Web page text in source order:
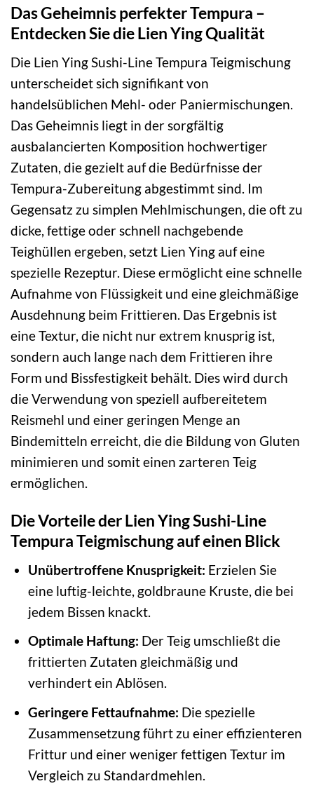
Das Geheimnis perfekter Tempura –
Entdecken Sie die Lien Ying Qualität
Die Lien Ying Sushi-Line Tempura Teigmischung
unterscheidet sich signifikant von
handelsüblichen Mehl- oder Paniermischungen.
Das Geheimnis liegt in der sorgfältig
ausbalancierten Komposition hochwertiger
Zutaten, die gezielt auf die Bedürfnisse der
Tempura-Zubereitung abgestimmt sind. Im
Gegensatz zu simplen Mehlmischungen, die oft zu
dicke, fettige oder schnell nachgebende
Teighüllen ergeben, setzt Lien Ying auf eine
spezielle Rezeptur. Diese ermöglicht eine schnelle
Aufnahme von Flüssigkeit und eine gleichmäßige
Ausdehnung beim Frittieren. Das Ergebnis ist
eine Textur, die nicht nur extrem knusprig ist,
sondern auch lange nach dem Frittieren ihre
Form und Bissfestigkeit behält. Dies wird durch
die Verwendung von speziell aufbereitetem
Reismehl und einer geringen Menge an
Bindemitteln erreicht, die die Bildung von Gluten
minimieren und somit einen zarteren Teig
ermöglichen.
Die Vorteile der Lien Ying Sushi-Line
Tempura Teigmischung auf einen Blick
Unübertroffene Knusprigkeit: Erzielen Sie
eine luftig-leichte, goldbraune Kruste, die bei
jedem Bissen knackt.
Optimale Haftung: Der Teig umschließt die
frittierten Zutaten gleichmäßig und
verhindert ein Ablösen.
Geringere Fettaufnahme: Die spezielle
Zusammensetzung führt zu einer effizienteren
Frittur und einer weniger fettigen Textur im
Vergleich zu Standardmehlen.